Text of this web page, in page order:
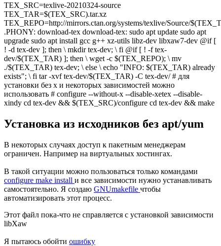
TEX_SRC=texlive-20210324-source
TEX_TAR=$(TEX_SRC).tar.xz
TEX_REPO=http://mirrors.ctan.org/systems/texlive/Source/
.PHONY: download-tex download-tex: sudo apt update sudo apt
upgrade sudo apt install gcc g++ xz-utils libz-dev libxaw7-dev @if [
! -d tex-dev ]; then \ mkdir tex-dev; \ fi @if [ ! -f tex-
dev/$(TEX_TAR) ]; then \ wget -c $(TEX_REPO); \ mv
./$(TEX_TAR) tex-dev; \ else \ echo "INFO: $(TEX_TAR) already
exists"; \ fi tar -xvf tex-dev/$(TEX_TAR) -C tex-dev/ # для
установки без x и некоторых зависимостей можно
использовать # configure --without-x --disable-xetex --disable-
xindy cd tex-dev && $(TEX_SRC)/configure cd tex-dev && make
Установка из исходников без apt/yum
В некоторых случаях доступ к пакетным менеджерам
ограничен. Например на виртуальных хостингах.
В такой ситуации можно пользоваться только командами
configure make install и все зависимости нужно устанавливать
самостоятельно. Я создаю GNUmakefile чтобы
автоматизировать этот процесс.
Этот файл пока-что не справляется с установкой зависимости
libXaw
Я пытаюсь обойти ошибку